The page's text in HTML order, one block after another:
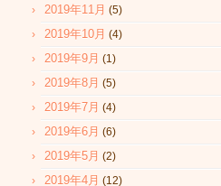
2019年11月 (5)
2019年10月 (4)
2019年9月 (1)
2019年8月 (5)
2019年7月 (4)
2019年6月 (6)
2019年5月 (2)
2019年4月 (12)